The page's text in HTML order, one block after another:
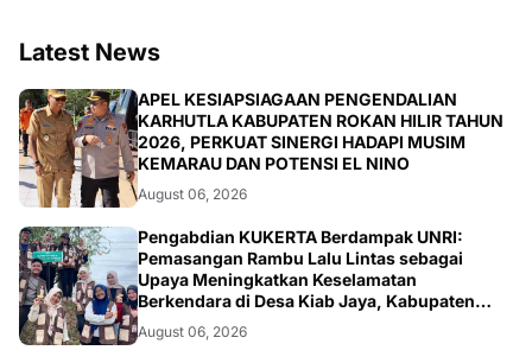
Latest News
BERITA
APEL KESIAPSIAGAAN PENGENDALIAN
KARHUTLA KABUPATEN ROKAN HILIR TAHUN
2026, PERKUAT SINERGI HADAPI MUSIM
KEMARAU DAN POTENSI EL NINO
August 06, 2026
ARTIKEL
Pengabdian KUKERTA Berdampak UNRI:
Pemasangan Rambu Lalu Lintas sebagai
Upaya Meningkatkan Keselamatan
Berkendara di Desa Kiab Jaya, Kabupaten
Pelalawan
August 06, 2026